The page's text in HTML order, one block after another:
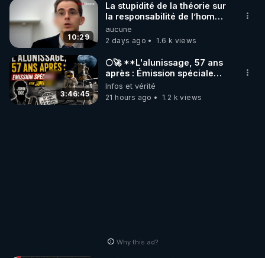
10:29
La stupidité de la théorie sur
la responsabilité de l’homme
concernant le dioxyde de
carbone.
aucune
2 days ago
1.6 k views
3:46:45
🌕🚀 **L'alunissage, 57 ans
après : Émission spéciale
avec John Doe !** 👨 🚀✨
Infos et vérité
21 hours ago
1.2 k views
Why this ad?